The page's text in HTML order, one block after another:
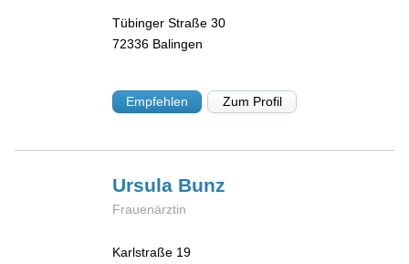
Tübinger Straße 30
72336 Balingen
Empfehlen Zum Profil
Ursula Bunz
Frauenärztin
Karlstraße 19